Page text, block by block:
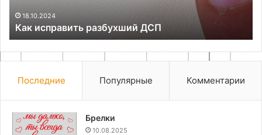
18.10.2024
Как исправить разбухший ДСП
Последние Популярные Комментарии
Брелки
10.08.2025